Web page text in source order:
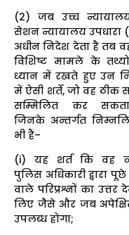
(2) जब उच्च
सेशन न्यायालय उपधारा
अधीन निदेश देता है तब
विशिष्ट मामले के
ध्यान में रखते हुए उन
में ऐसी शर्ते, जो वह ठीक
सम्मिलित कर
जिनके अन्तर्गत
भी हैं–
(i) यह शर्त कि वह
पुलिस अधिकारी द्वारा
वाले परिप्रश्नों का उत्तर
लिए जैसे और जब
उपलब्ध होगा;